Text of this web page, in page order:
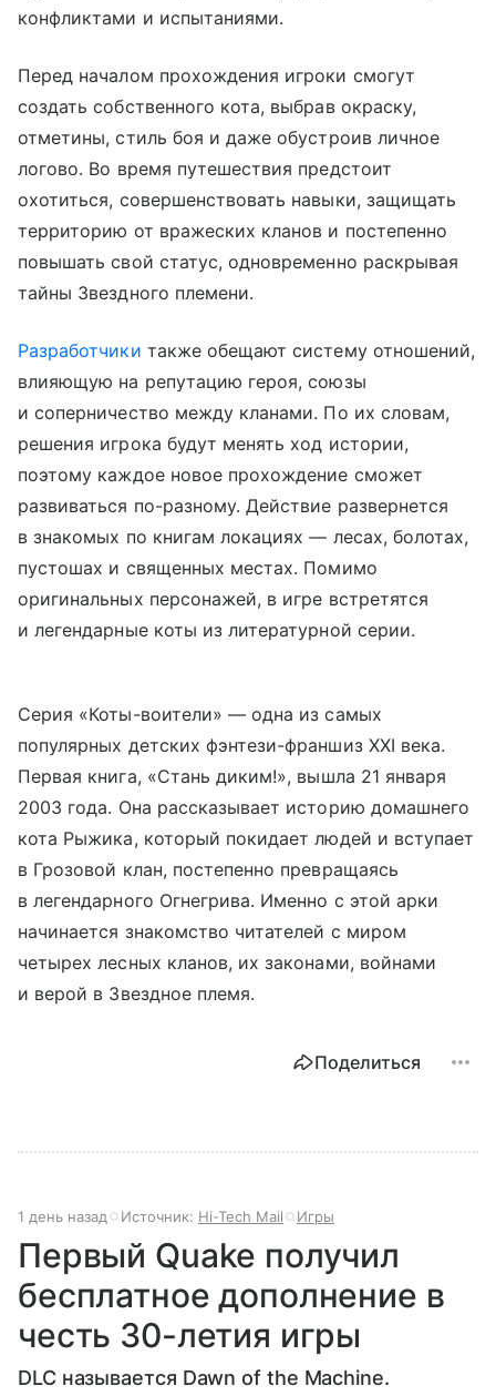
конфликтами и испытаниями.
Перед началом прохождения игроки смогут
создать собственного кота, выбрав окраску,
отметины, стиль боя и даже обустроив личное
логово. Во время путешествия предстоит
охотиться, совершенствовать навыки, защищать
территорию от вражеских кланов и постепенно
повышать свой статус, одновременно раскрывая
тайны Звездного племени.
Разработчики также обещают систему отношений,
влияющую на репутацию героя, союзы
и соперничество между кланами. По их словам,
решения игрока будут менять ход истории,
поэтому каждое новое прохождение сможет
развиваться по-разному. Действие развернется
в знакомых по книгам локациях — лесах, болотах,
пустошах и священных местах. Помимо
оригинальных персонажей, в игре встретятся
и легендарные коты из литературной серии.
Серия «Коты-воители» — одна из самых
популярных детских фэнтези-франшиз XXI века.
Первая книга, «Стань диким!», вышла 21 января
2003 года. Она рассказывает историю домашнего
кота Рыжика, который покидает людей и вступает
в Грозовой клан, постепенно превращаясь
в легендарного Огнегрива. Именно с этой арки
начинается знакомство читателей с миром
четырех лесных кланов, их законами, войнами
и верой в Звездное племя.
Поделиться
1 день назад Источник: Hi-Tech Mail Игры
Первый Quake получил
бесплатное дополнение в
честь 30-летия игры
DLC называется Dawn of the Machine.